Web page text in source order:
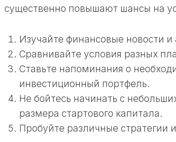
существенно повышают шансы на
Изучайте финансовые новости
Сравнивайте условия разных
Ставьте напоминания о
инвестиционный портфель.
Не бойтесь начинать с
размера стартового капитала.
Пробуйте различные стратегии